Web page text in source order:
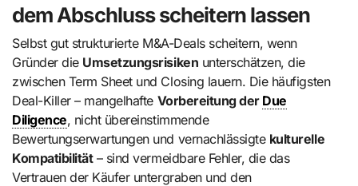
dem Abschluss scheitern lassen
Selbst gut strukturierte M&A-Deals scheitern, wenn
Gründer die Umsetzungsrisiken unterschätzen, die
zwischen Term Sheet und Closing lauern. Die häufigsten
Deal-Killer – mangelhafte Vorbereitung der Due
Diligence, nicht übereinstimmende
Bewertungserwartungen und vernachlässigte kulturelle
Kompatibilität– sind vermeidbare Fehler, die das
Vertrauen der Käufer untergraben und den